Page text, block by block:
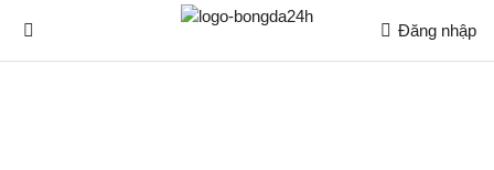
Đăng nhập